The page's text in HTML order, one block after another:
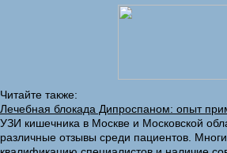
Читайте также:
Лечебная блокада Дипроспаном: опыт
УЗИ кишечника в Москве и Московской
различные отзывы среди пациентов.